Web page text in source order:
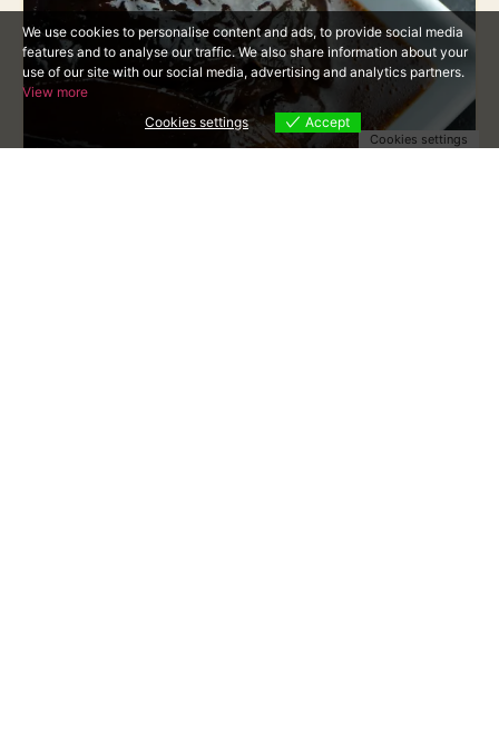
We use cookies to personalise content and ads, to provide social media
features and to analyse our traffic. We also share information about your
use of our site with our social media, advertising and analytics partners.
View more
Cookies settings
Accept
Cookies settings